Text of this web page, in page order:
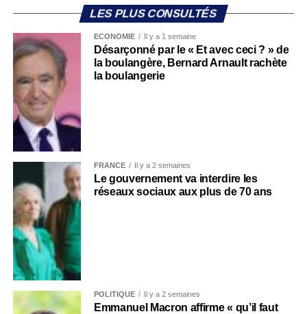
LES PLUS CONSULTÉS
ECONOMIE Il y a 1 semaine
Désarçonné par le « Et avec ceci ? » de
la boulangère, Bernard Arnault rachète
la boulangerie
FRANCE Il y a 2 semaines
Le gouvernement va interdire les
réseaux sociaux aux plus de 70 ans
POLITIQUE Il y a 2 semaines
Emmanuel Macron affirme « qu’il faut